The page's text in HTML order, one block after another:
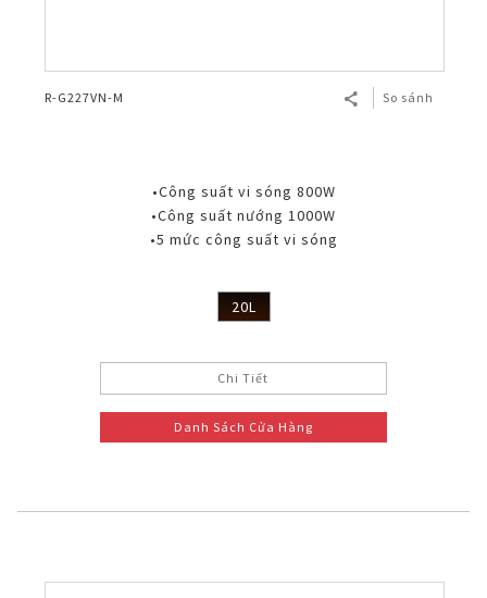
R-G227VN-M So sánh
•Công suất vi sóng 800W
•Công suất nướng 1000W
•5 mức công suất vi sóng
20L
Chi Tiết
Danh Sách Cửa Hàng